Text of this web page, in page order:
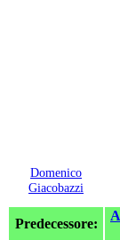
Domenico
Giacobazzi
Predecessore: